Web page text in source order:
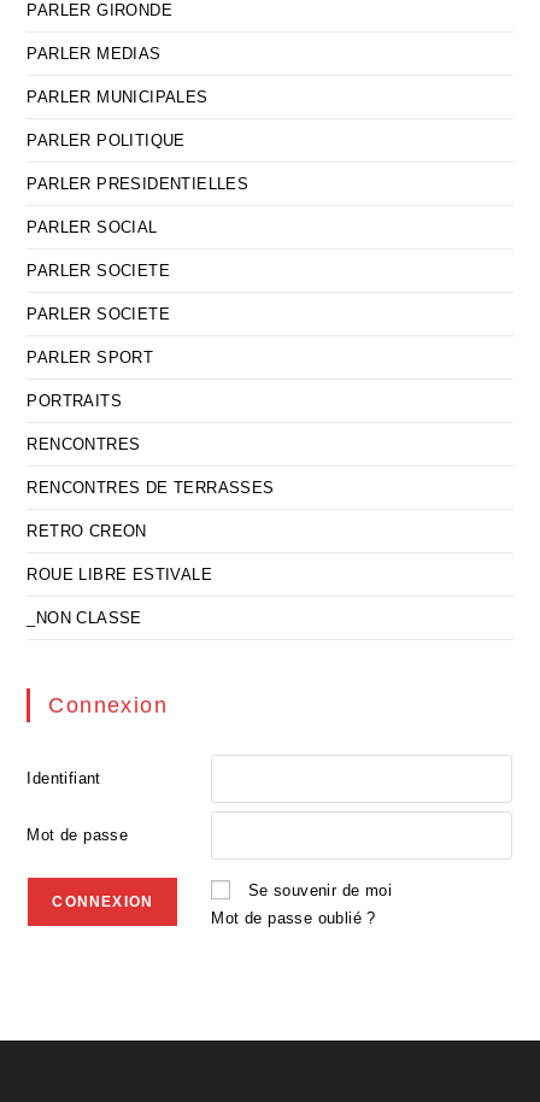
PARLER GIRONDE
PARLER MEDIAS
PARLER MUNICIPALES
PARLER POLITIQUE
PARLER PRESIDENTIELLES
PARLER SOCIAL
PARLER SOCIETE
PARLER SOCIETE
PARLER SPORT
PORTRAITS
RENCONTRES
RENCONTRES DE TERRASSES
RETRO CREON
ROUE LIBRE ESTIVALE
_NON CLASSE
Connexion
Identifiant
Mot de passe
Se souvenir de moi
Mot de passe oublié ?